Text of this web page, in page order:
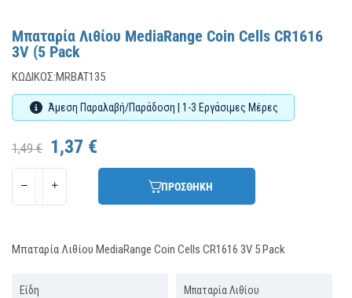
Μπαταρία Λιθίου MediaRange Coin Cells CR1616
3V (5 Pack
ΚΩΔΙΚΌΣ:MRBAT135
Άμεση Παραλαβή/Παράδοση | 1-3 Εργάσιμες Μέρες
1,49 € 1,37 €
ΠΡΟΣΘΗΚΗ
Μπαταρία Λιθίου MediaRange Coin Cells CR1616 3V 5 Pack
Είδη Μπαταρία Λιθίου